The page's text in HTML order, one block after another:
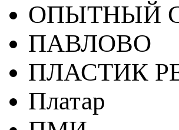
ОПЫТНЫЙ
ПАВЛОВО
ПЛАСТИК
Платар